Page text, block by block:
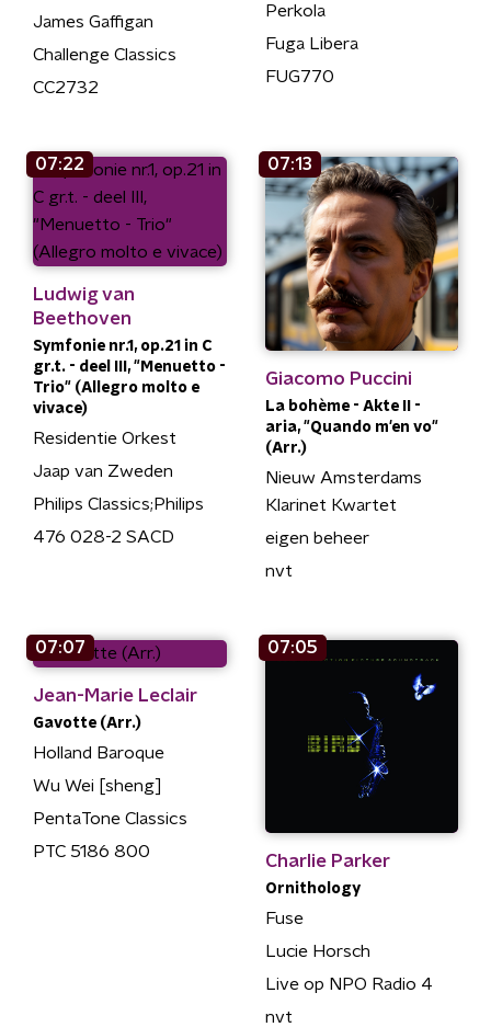
James Gaffigan
Challenge Classics
CC2732
Perkola
Fuga Libera
FUG770
07:22
Ludwig van
Beethoven
Symfonie nr.1, op.21 in C
gr.t. - deel III, "Menuetto -
Trio" (Allegro molto e
vivace)
Residentie Orkest
Jaap van Zweden
Philips Classics;Philips
476 028-2 SACD
07:13
Giacomo Puccini
La bohème - Akte II -
aria, "Quando m'en vo"
(Arr.)
Nieuw Amsterdams
Klarinet Kwartet
eigen beheer
nvt
07:07
Jean-Marie Leclair
Gavotte (Arr.)
Holland Baroque
Wu Wei [sheng]
PentaTone Classics
PTC 5186 800
07:05
Charlie Parker
Ornithology
Fuse
Lucie Horsch
Live op NPO Radio 4
nvt